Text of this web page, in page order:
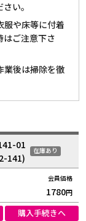
い。
服や床等に付着
はご注意下さ
業後は掃除を徹
01
141)
在庫あり
1780円
購入手続きへ